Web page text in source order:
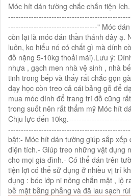
Móc hít dán tường chắc chắn tiện
-----------------------------------" Móc
còn lại là móc dán thần thánh đây ạ.
luôn, ko hiểu nó có chất gì mà dính
đồ nặng 5-10kg thoải mái).Lưu ý:
nhựa , gạch men nhà vệ sinh , nhà
tinh trong bếp và thấy rất chắc gọn
dạy học còn treo cả cái bảng gỗ để
mua móc dính để trang trí đồ cũng
trong suốt nên rất thẩm mỹ Móc hít
Chịu lực đến
bật:- Móc hít dán tường giúp sắp xếp
diện tích.- Giúp treo những vật dụng
cho mọi gia đình.- Có thể dán trên
tiện lợi có thể sử dụng ở nhiều vị trí
dụng : bóc lớp ni nông chắn mặt , lộ
bề mặt bằng phẳng và đã lau sạch